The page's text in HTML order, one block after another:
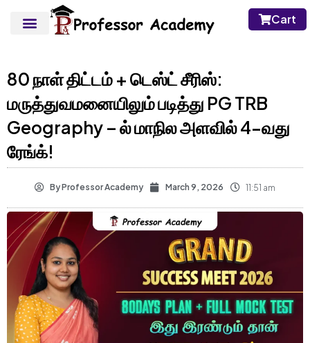
Cart
80 நாள் திட்டம் + டெஸ்ட் சீரிஸ்:
மருத்துவமனையிலும் படித்து PG TRB
Geography – ல் மாநில அளவில் 4-வது
ரேங்க்!
ByProfessor Academy March 9, 2026 11:51 am